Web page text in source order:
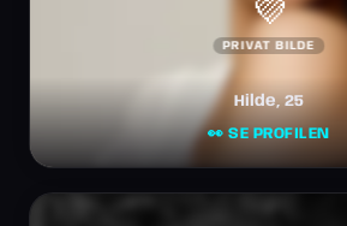
💜
PRIVAT BILDE
Hilde, 25
👀 SE PROFILEN